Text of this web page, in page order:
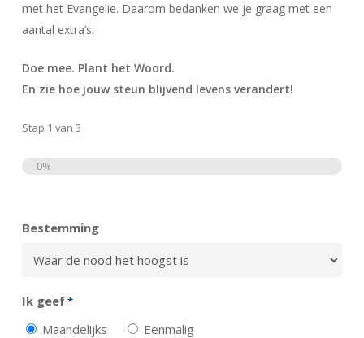
met hetEvangelie. Daarom bedanken we je graag met een
aantal extra’s.
Doe mee. Plant het Woord.
En zie hoe jouw steun blijvend levens verandert!
Stap 1 van 3
0%
Bestemming
Ik geef*
Maandelijks Eenmalig